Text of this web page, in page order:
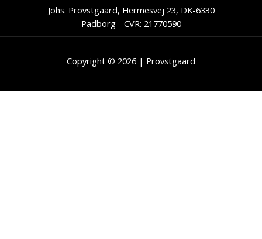
Johs. Provstgaard, Hermesvej 23, DK-6330
Padborg - CVR: 21770590
Copyright © 2026 | Provstgaard